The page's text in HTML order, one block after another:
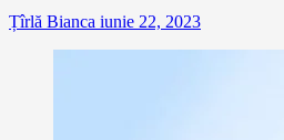
Țîrlă Bianca iunie 22, 2023